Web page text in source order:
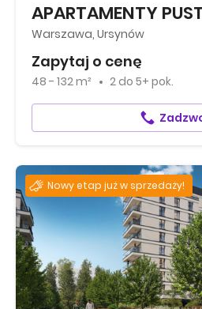
APARTAMENTY
Warszawa, Ursynów
Zapytaj o cenę
48 - 132 m² 2 do 5+ pok.
Nowy etap już w sprzedaży!